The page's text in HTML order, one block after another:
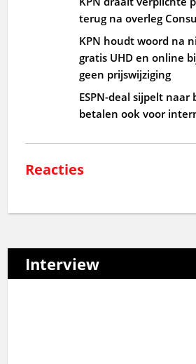
terug na overleg
KPN houdt woord na
gratis UHD en online
geen prijswijziging
ESPN-deal sijpelt naar
betalen ook voor
Reacties
Interview